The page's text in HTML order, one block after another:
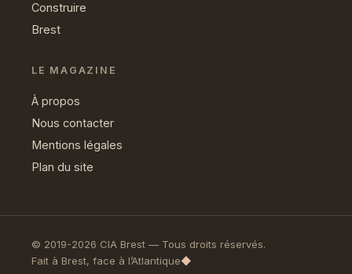
Construire
Brest
LE MAGAZINE
À propos
Nous contacter
Mentions légales
Plan du site
© 2019-2026 CIA Brest — Tous droits réservés.
Fait à Brest, face à l’Atlantique◆